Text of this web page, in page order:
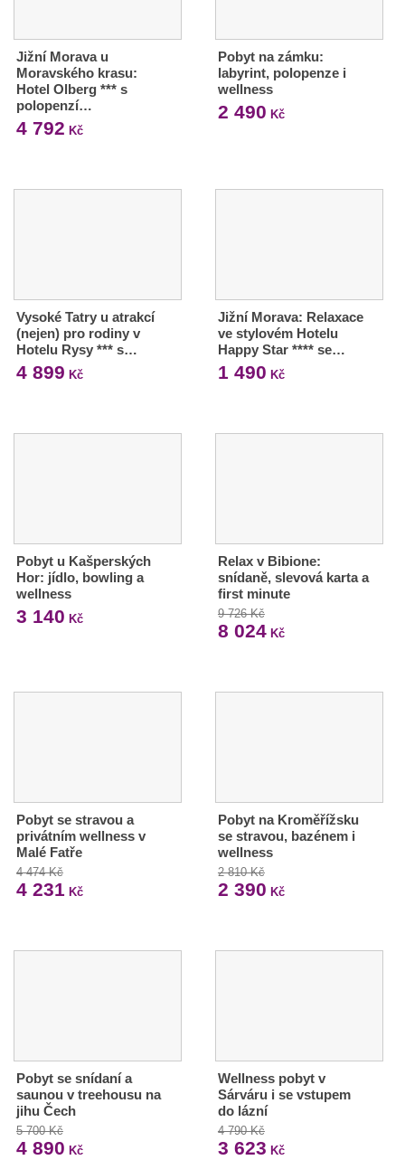
Jižní Morava u
Moravského krasu:
Hotel Olberg *** s
polopenzí…
4 792 Kč
Pobyt na zámku:
labyrint, polopenze i
wellness
2 490 Kč
Vysoké Tatry u atrakcí
(nejen) pro rodiny v
Hotelu Rysy *** s…
4 899 Kč
Jižní Morava: Relaxace
ve stylovém Hotelu
Happy Star **** se…
1 490 Kč
Pobyt u Kašperských
Hor: jídlo, bowling a
wellness
3 140 Kč
Relax v Bibione:
snídaně, slevová karta a
first minute
9 726 Kč
8 024Kč
Pobyt se stravou a
privátním wellness v
Malé Fatře
4 474 Kč
4 231 Kč
Pobyt na Kroměřížsku
se stravou, bazénem i
wellness
2 810 Kč
2 390 Kč
Pobyt se snídaní a
saunou v treehousu na
jihu Čech
5 700 Kč
4 890 Kč
Wellness pobyt v
Sárváru i se vstupem
do lázní
4 790 Kč
3 623 Kč